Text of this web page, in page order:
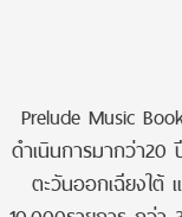
Prelude Music
ดำเนินการมากว่า20
ตะวันออกเฉียงใต้